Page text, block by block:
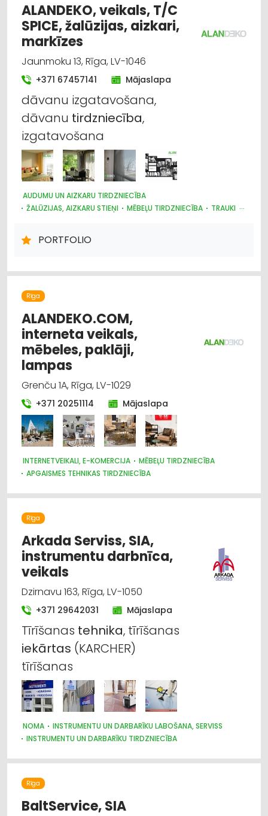
Celtniecības un remonta darbi
ALANDEKO, veikals, T/C
SPICE, žalūzijas, aizkari,
markīzes
Jaunmoku 13, Rīga, LV-1046
+371 67457141 Mājaslapa
dāvanu izgatavošana,
dāvanu tirdzniecība,
izgatavošana
AUDUMU UN AIZKARU TIRDZNIECĪBA
ŽALŪZIJAS, AIZKARU STIEŅI
MĒBEĻU TIRDZNIECĪBA
TRAUKI
DIZAINS UN INTERJERS; PRIEKŠMETI UN PAKALPOJUMI
APGAISMES TEHNIKAS TIRDZNIECĪBA
PORTFOLIO
Rīga
ALANDEKO.COM,
interneta veikals,
mēbeles, paklāji,
lampas
Grenču 1A, Rīga, LV-1029
+371 20251114 Mājaslapa
INTERNETVEIKALI, E-KOMERCIJA
MĒBEĻU TIRDZNIECĪBA
APGAISMES TEHNIKAS TIRDZNIECĪBA
DIZAINS UN INTERJERS; PRIEKŠMETI UN PAKALPOJUMI
TRAUKI
TEKSTILIZSTRĀDĀJUMU TIRDZNIECĪBA
GULTAS VEĻA UN PIEDERUMI
SUVENĪRI, DĀVANAS
Rīga
Arkada Serviss, SIA,
instrumentu darbnīca,
veikals
Dzirnavu 163, Rīga, LV-1050
+371 29642031 Mājaslapa
Tīrīšanas tehnika, tīrīšanas
iekārtas (KARCHER)
tīrīšanas
NOMA
INSTRUMENTU UN DARBARĪKU LABOŠANA, SERVISS
INSTRUMENTU UN DARBARĪKU TIRDZNIECĪBA
CELTNIECĪBAS TEHNIKA UN IEKĀRTAS; TIRDZNIECĪBA, SERVISS
CELTNIECĪBAS TEHNIKA UN IEKĀRTAS; NOMA
ELEKTROTEHNISKO IEKĀRTU UN ELEKTROMATERIĀLU
Rīga
BaltService, SIA